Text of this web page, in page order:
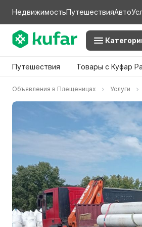
НедвижимостьПутешествияАвто
Путешествия Товары с Куфар
Объявления в Плещеницах Услуги